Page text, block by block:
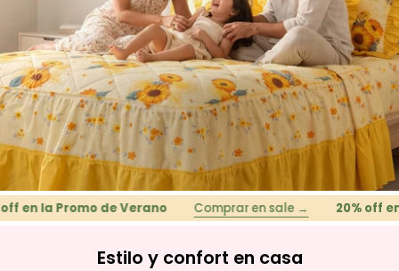
la Promo de Verano Comprar en sale → 20% off en la
Estilo y confort en casa